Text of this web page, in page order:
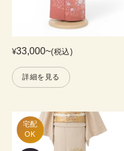
¥33,000~(税込)
詳細を見る
宅配
OK